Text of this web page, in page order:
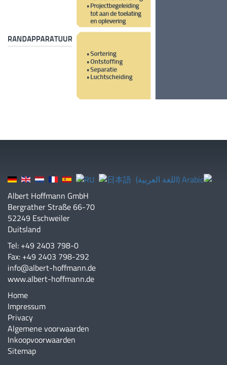
Albert Hoffmann GmbH
Bergrather Straße 66-70
52249 Eschweiler
Duitsland
Tel: +49 2403 798-0
Fax: +49 2403 798-292
info@albert-hoffmann.de
www.albert-hoffmann.de
Home
Impressum
Privacy
Algemene voorwaarden
Inkoopvoorwaarden
Sitemap